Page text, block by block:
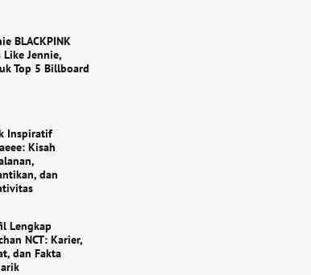
BLACKPINK
Like Jennie,
Top 5 Billboard
Inspiratif
Kisah
dan
Lengkap
NCT: Karier,
dan Fakta